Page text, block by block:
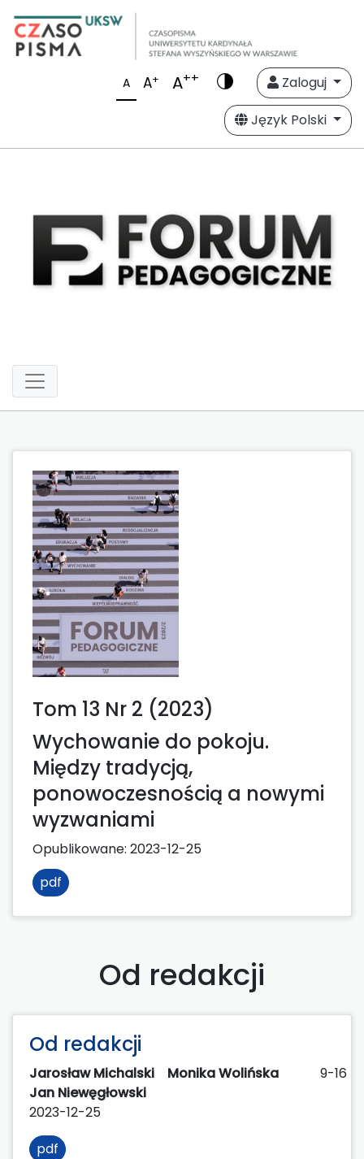
A A+ A++
Zaloguj
Język Polski
Tom 13 Nr 2 (2023)
Wychowanie do pokoju.
Między tradycją,
ponowoczesnością a nowymi
wyzwaniami
Opublikowane: 2023-12-25
pdf
Od redakcji
Od redakcji
Jarosław Michalski
Monika Wolińska
Jan Niewęgłowski
9-16
2023-12-25
pdf